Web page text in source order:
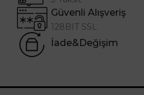
Güvenli Alışveriş
128BIT SSL
İade&Değişim